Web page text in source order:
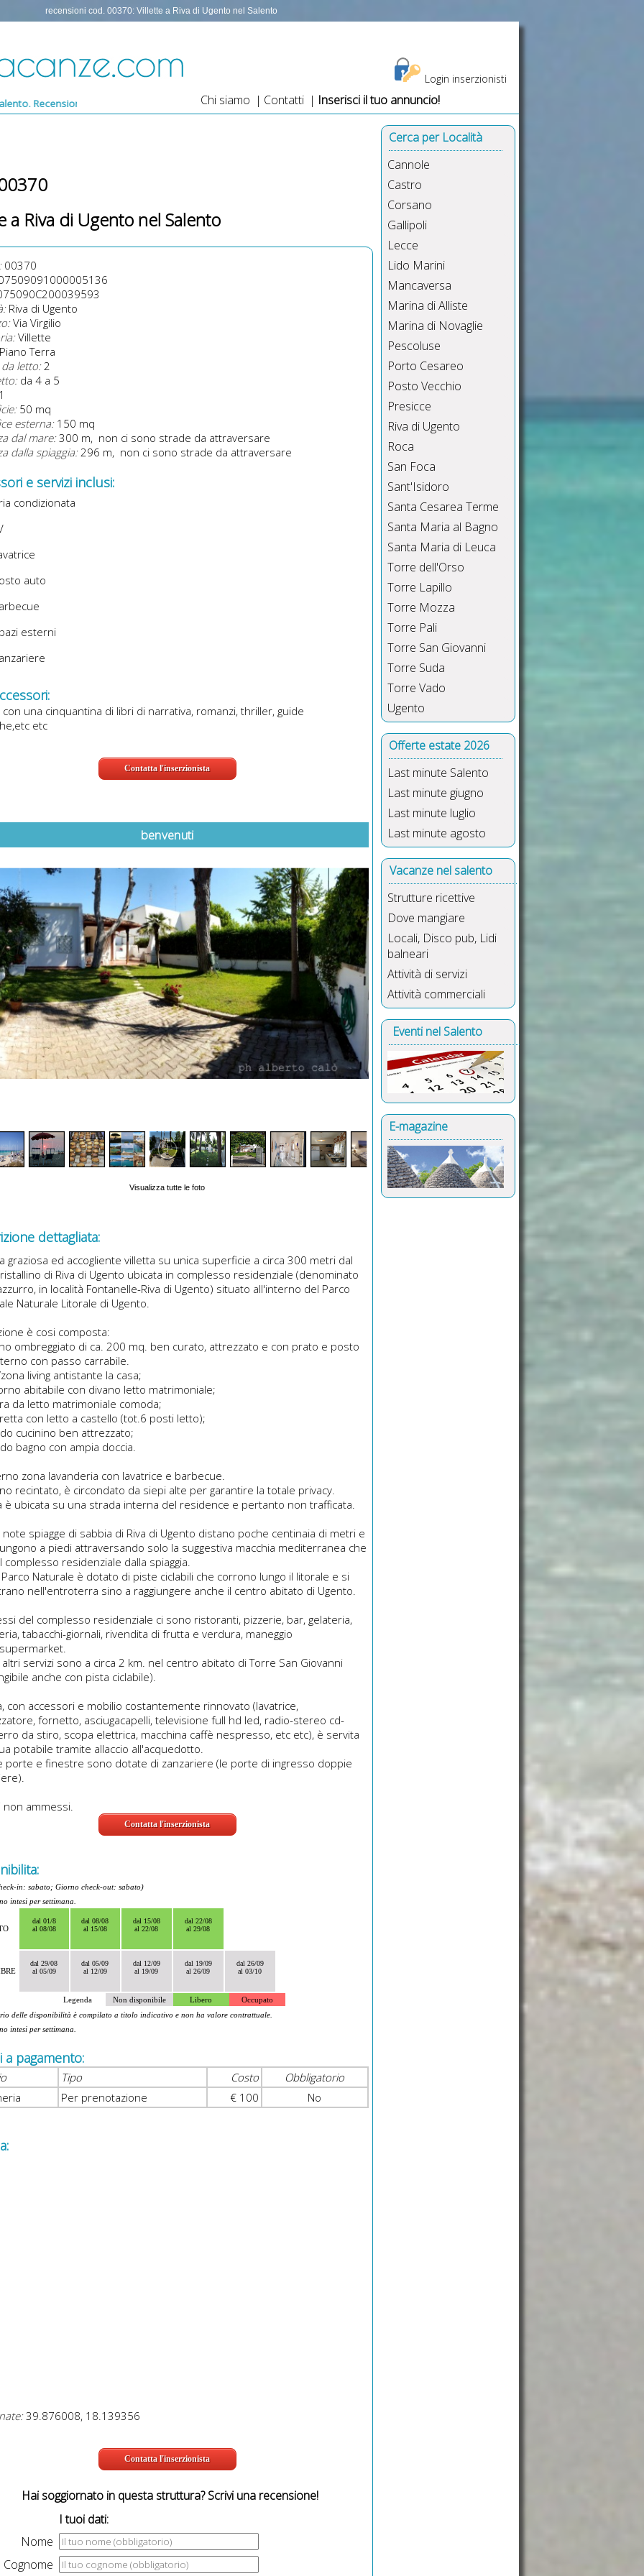
recensioni cod. 00370: Villette a Riva di Ugento nel Salento
Login inserzionisti
Chi siamo | Contatti | Inserisci il tuo annuncio!
Confortevole villetta con giardino a Riva di Ugento
a Riva di Ugento nel Salento
00370
Riva di Ugento
Via Virgilio
Villette
Terra
letto:2
da 4 a 5
50 mq
esterna:150 mq
dal mare:300 m, non ci sono strade da attraversare
dalla spiaggia:296 m, non ci sono strade da attraversare
e servizi inclusi:
condizionata
auto
esterni
una cinquantina di libri di narrativa, romanzi, thriller, guide
etc
Contatta l'inserzionista
benvenuti
Visualizza tutte le foto
dettagliata:
graziosa ed accogliente villetta su unica superficie a circa 300 metri dal
di Riva di Ugento ubicata in complesso residenziale (denominato
in località Fontanelle-Riva di Ugento) situato all'interno del Parco
Naturale Litorale di Ugento.
è cosi composta:
ombreggiato di ca. 200 mq. ben curato, attrezzato e con prato e posto
con passo carrabile.
living antistante la casa;
abitabile con divano letto matrimoniale;
da letto matrimoniale comoda;
con letto a castello (tot.6 posti letto);
cucinino ben attrezzato;
bagno con ampia doccia.
zona lavanderia con lavatrice e barbecue.
recintato, è circondato da siepi alte per garantire la totale privacy.
è ubicata su una strada interna del residence e pertanto non trafficata.
note spiagge di sabbia di Riva di Ugento distano poche centinaia di metri e
a piedi attraversando solo la suggestiva macchia mediterranea che
complesso residenziale dalla spiaggia.
Naturale è dotato di piste ciclabili che corrono lungo il litorale e si
nell'entroterra sino a raggiungere anche il centro abitato di Ugento.
del complesso residenziale ci sono ristoranti, pizzerie, bar, gelateria,
tabacchi-giornali, rivendita di frutta e verdura, maneggio
altri servizi sono a circa 2 km. nel centro abitato di Torre San Giovanni
anche con pista ciclabile).
con accessori e mobilio costantemente rinnovato (lavatrice,
fornetto, asciugacapelli, televisione full hd led, radio-stereo cd-
da stiro, scopa elettrica, macchina caffè nespresso, etc etc), è servita
potabile tramite allaccio all'acquedotto.
porte e finestre sono dotate di zanzariere (le porte di ingresso doppie
non ammessi.
Contatta l'inserzionista
in: sabato; Giorno check-out: sabato)
intesi per settimana.
dal 01/8
al 08/08
dal 08/08
al 15/08
dal 15/08
al 22/08
dal 22/08
al 29/08
dal 29/08
al 05/09
dal 05/09
al 12/09
dal 12/09
al 19/09
dal 19/09
al 26/09
dal 26/09
al 03/10
Legenda Non disponibile Libero
Occupato
delle disponibilità è compilato a titolo indicativo e non ha valore contrattuale.
intesi per settimana.
a pagamento:
Tipo Costo
Obbligatorio
Per prenotazione € 100 No
39.876008, 18.139356
Contatta l'inserzionista
Hai soggiornato in questa struttura? Scrivi una recensione!
I tuoi dati:
Nome
Cognome
Cerca per Località
Cannole
Castro
Corsano
Gallipoli
Lecce
Lido Marini
Mancaversa
Marina di Alliste
Marina di Novaglie
Pescoluse
Porto Cesareo
Posto Vecchio
Presicce
Riva di Ugento
Roca
San Foca
Sant'Isidoro
Santa Cesarea Terme
Santa Maria al Bagno
Santa Maria di Leuca
Torre dell'Orso
Torre Lapillo
Torre Mozza
Torre Pali
Torre San Giovanni
Torre Suda
Torre Vado
Ugento
Offerte estate 2026
Last minute Salento
Last minute giugno
Last minute luglio
Last minute agosto
Vacanze nel salento
Strutture ricettive
Dove mangiare
Locali, Disco pub, Lidi
balneari
Attività di servizi
Attività commerciali
Eventi nel Salento
E-magazine